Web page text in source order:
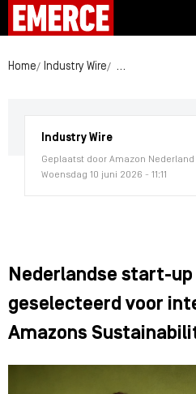
Home Industry Wire Nederlandse
Industry Wire
Geplaatst door Amazon Nederland
Woensdag 10 juni 2026 - 11:11
Nederlandse start-up
geselecteerd voor
Amazons